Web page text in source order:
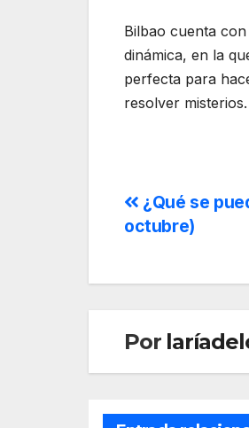
Bilbao cuenta
dinámica, en la
perfecta para
resolver misterios.
¿Qué se
octubre)
Por